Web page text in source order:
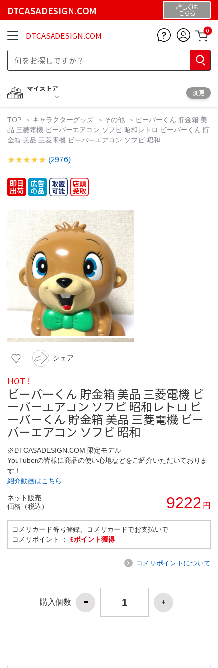
DTCASADESIGN.COM 詳しくは
こちら
DTCASADESIGN.COM 0
マイストア
変更
TOP キャラクターグッズ その他
ビーバーくん 貯金箱 美
品 三菱電機 ビーバーエアコン ソフビ 昭和レトロ ビーバーくん 貯
金箱 美品 三菱電機 ビーバーエアコン ソフビ 昭和
(2976)
シェア
HOT !
ビーバーくん 貯金箱 美品 三菱電機 ビ
ーバーエアコン ソフビ 昭和レトロ ビ
ーバーくん 貯金箱 美品 三菱電機 ビー
バーエアコン ソフビ 昭和
※DTCASADESIGN.COM 限定モデル
YouTuberの皆様に商品の使い心地などをご紹介いただいておりま
す！
紹介動画はこちら
ネット販売
価格（税込）
9222 円
コメリカード番号登録、コメリカードでお支払いで
コメリポイント ： 6ポイント獲得
コメリポイントについて
購入個数